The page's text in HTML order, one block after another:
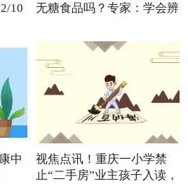
10
无糖食品吗？专家：学会辨
中
视焦点讯！重庆一小学禁
止“二手房”业主孩子入读，